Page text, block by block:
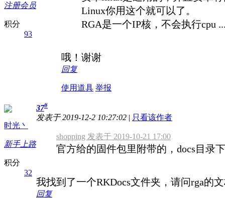
注册会员
积分
93
Linux你用这个就可以了。
RGA是一个IP核，不会执行cpu
哦！谢谢
回复
使用道具 举报
时光丶
新手上路
积分
32
37#
发表于 2019-12-2 10:27:02 | 只看该作者
shopping 发表于 2019-10-21 17:00
官方给的固件包里附带的，docs目录
我找到了一个RKDocs文件夹，请问rga的
回复